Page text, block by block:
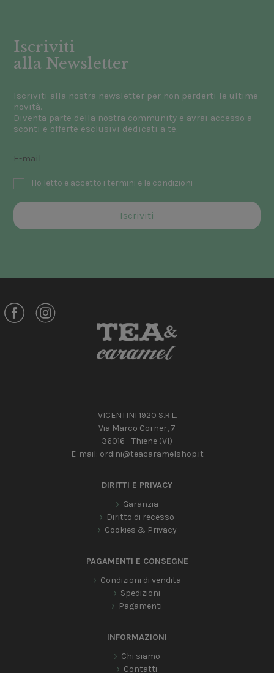
Iscriviti
alla Newsletter
Iscriviti alla nostra newsletter per non perderti le ultime
novità.
Diventa parte della nostra community e avrai accesso a
sconti e offerte esclusivi dedicati a te.
Ho letto e accetto i termini e le condizioni
VICENTINI 1920 S.R.L.
Via Marco Corner, 7
36016 - Thiene (VI)
E-mail: ordini@teacaramelshop.it
DIRITTI E PRIVACY
Garanzia
Diritto di recesso
Cookies & Privacy
PAGAMENTI E CONSEGNE
Condizioni di vendita
Spedizioni
Pagamenti
INFORMAZIONI
Chi siamo
Contatti